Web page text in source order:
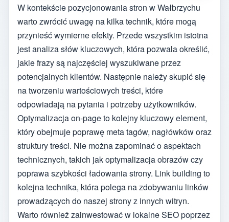
W kontekście pozycjonowania stron w Wałbrzychu
warto zwrócić uwagę na kilka technik, które mogą
przynieść wymierne efekty. Przede wszystkim istotna
jest analiza słów kluczowych, która pozwala określić,
jakie frazy są najczęściej wyszukiwane przez
potencjalnych klientów. Następnie należy skupić się
na tworzeniu wartościowych treści, które
odpowiadają na pytania i potrzeby użytkowników.
Optymalizacja on-page to kolejny kluczowy element,
który obejmuje poprawę meta tagów, nagłówków oraz
struktury treści. Nie można zapominać o aspektach
technicznych, takich jak optymalizacja obrazów czy
poprawa szybkości ładowania strony. Link building to
kolejna technika, która polega na zdobywaniu linków
prowadzących do naszej strony z innych witryn.
Warto również zainwestować w lokalne SEO poprzez